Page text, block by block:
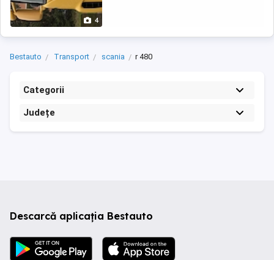
4
Bestauto Transport scania r 480
Categorii
Județe
Descarcă aplicația Bestauto